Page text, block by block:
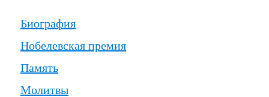
Биография
Нобелевская премия
Память
Молитвы